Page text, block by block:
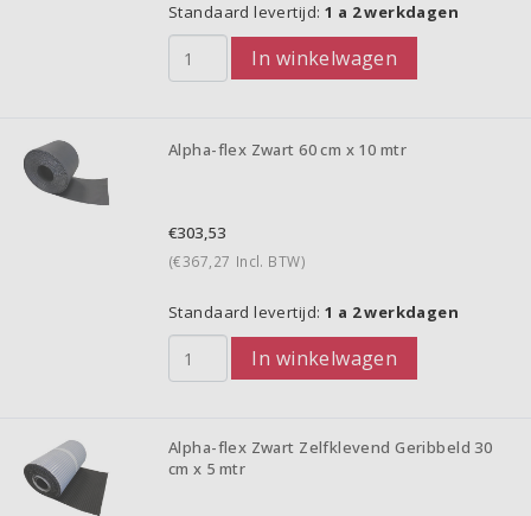
Standaard levertijd: 1 a 2 werkdagen
In winkelwagen
Alpha-flex Zwart 60 cm x 10 mtr
€303,53
(€367,27 Incl. BTW)
Standaard levertijd: 1 a 2 werkdagen
In winkelwagen
Alpha-flex Zwart Zelfklevend Geribbeld 30
cm x 5 mtr